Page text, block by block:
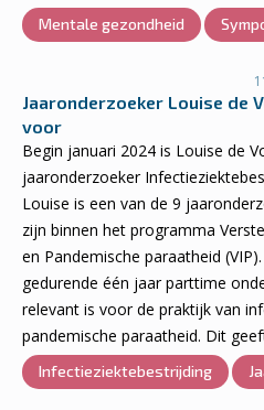
Mentale gezondheid
Jaaronderzoeker Louise de
voor
Begin januari 2024 is Louise de
jaaronderzoeker
Louise is een van de 9
zijn binnen het programma
en Pandemische paraatheid
gedurende één jaar parttime
relevant is voor de praktijk van
pandemische paraatheid. Dit
Infectieziektebestrijding